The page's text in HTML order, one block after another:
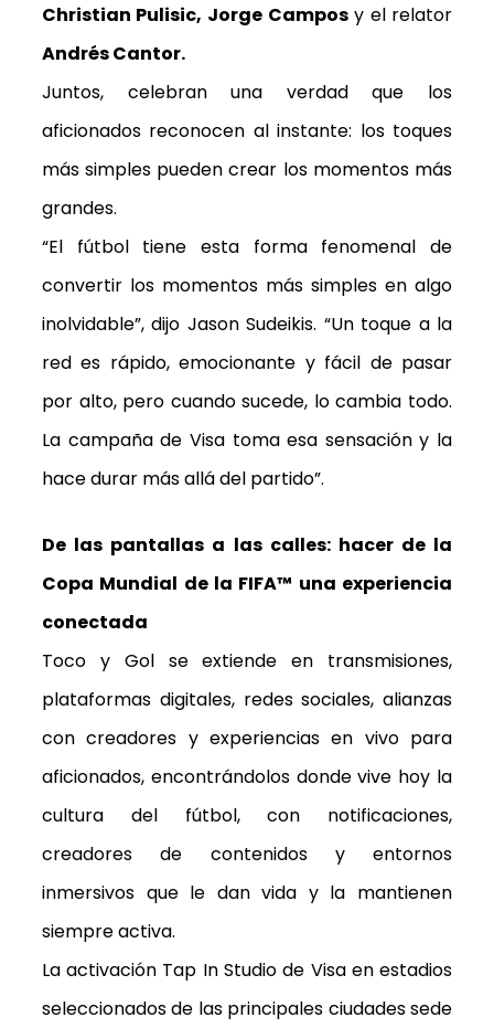
Christian Pulisic, Jorge Camposy el relator
Andrés Cantor.
Juntos, celebran una verdad que los
aficionados reconocen al instante: los toques
más simples pueden crear los momentos más
grandes.
“El fútbol tiene esta forma fenomenal de
convertir los momentos más simples en algo
inolvidable”, dijo Jason Sudeikis. “Un toque a la
red es rápido, emocionante y fácil de pasar
por alto, pero cuando sucede, lo cambia todo.
La campaña de Visa toma esa sensación y la
hace durar más allá del partido”.
De las pantallas a las calles: hacer de la
Copa Mundial de la FIFA™ una experiencia
conectada
Toco y Gol se extiende en transmisiones,
plataformas digitales, redes sociales, alianzas
con creadores y experiencias en vivo para
aficionados, encontrándolos donde vive hoy la
cultura del fútbol, con notificaciones,
creadores de contenidos y entornos
inmersivos que le dan vida y la mantienen
siempre activa.
La activación Tap In Studio de Visa en estadios
seleccionados de las principales ciudades sede